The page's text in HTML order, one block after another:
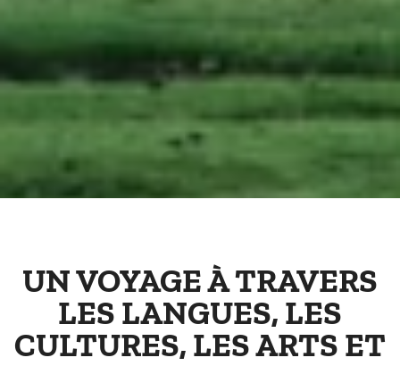
UN VOYAGE À TRAVERS
LES LANGUES, LES
CULTURES, LES ARTS ET